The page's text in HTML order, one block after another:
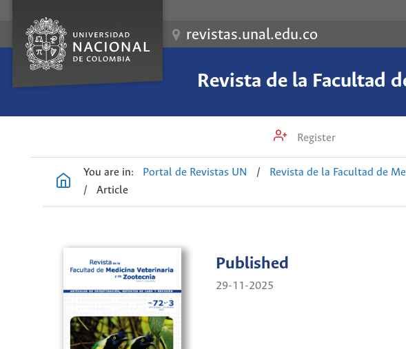
revistas.unal.edu.co
Revista de la Facultad
Register
You are in: Portal de Revistas UN / Revista de la Facultad de
/
Article
Published
29-11-2025